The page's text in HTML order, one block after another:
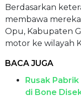
Berdasarkan
membawa
Opu, Kabupaten
motor ke wilayah
BACA JUGA
Rusak
di Bone